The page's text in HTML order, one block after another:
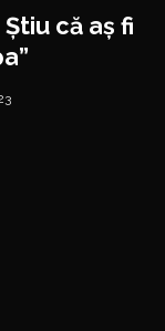
că aș fi